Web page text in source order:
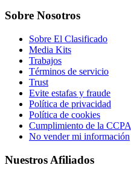
Sobre Nosotros
Sobre El Clasificado
Media Kits
Trabajos
Términos de servicio
Trust
Evite estafas y fraude
Política de privacidad
Política de cookies
Cumplimiento de la CCPA
No vender mi información
Nuestros Afiliados